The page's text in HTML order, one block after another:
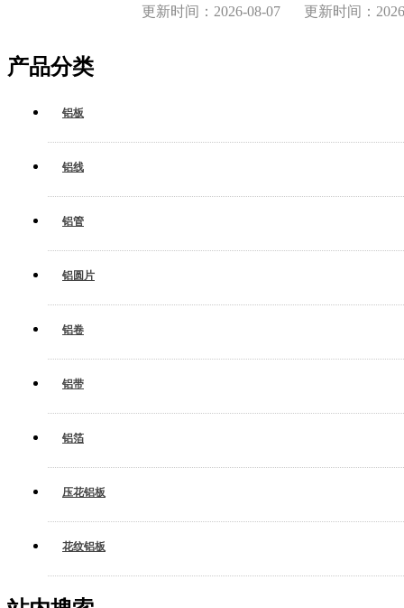
更新时间：2026-08-07
更新时间：
产品分类
铝板
铝线
铝管
铝圆片
铝卷
铝带
铝箔
压花铝板
花纹铝板